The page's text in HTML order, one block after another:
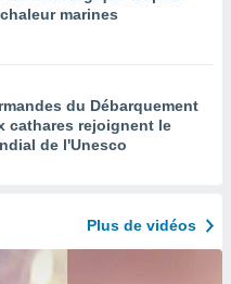
marines
du Débarquement
cathares rejoignent le
de l'Unesco
Plus de vidéos